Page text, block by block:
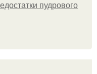
пудрового